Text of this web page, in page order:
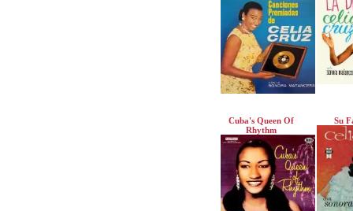
Cuba's Queen Of
Rhythm
Su